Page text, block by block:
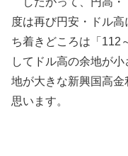
度は再び円安・ドル
ち着きどころは「112
してドル高の余地が
地が大きな新興国高
思います。